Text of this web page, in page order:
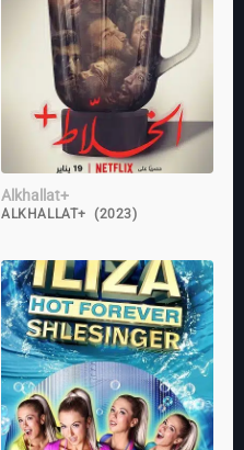
Alkhallat+
ALKHALLAT+ (2023)